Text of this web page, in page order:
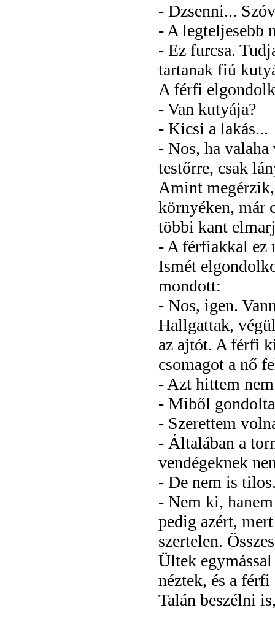
- Dzsenni...
- A legteljesebb
- Ez furcsa.
tartanak fiú
A férfi
- Van kutyája?
- Kicsi a lakás...
- Nos, ha
testőrre, csak
Amint
környéken, már
többi kant
- A férfiakkal ez
Ismét
mondott:
- Nos, igen.
Hallgattak,
az ajtót. A férfi
csomagot a nő
- Azt hittem
- Miből
- Szerettem
- Általában a
vendégeknek
- De nem is
- Nem ki,
pedig azért,
szertelen.
Ültek
néztek, és a
Talán beszélni